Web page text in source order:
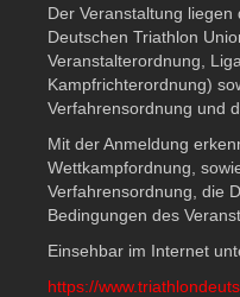
Der Veranstaltung
Deutschen Triathlon
Veranstalterordnung,
Kampfrichterordnung)
Verfahrensordnung und
Mit der Anmeldung
Wettkampfordnung,
Verfahrensordnung, die
Bedingungen des
Einsehbar im Internet
https://